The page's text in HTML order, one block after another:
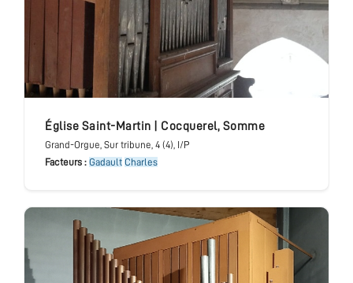
église Saint-Martin Cocquerel, Somme
Grand-Orgue, Sur tribune, 4 (4), I/P
Facteurs : Gadault Charles